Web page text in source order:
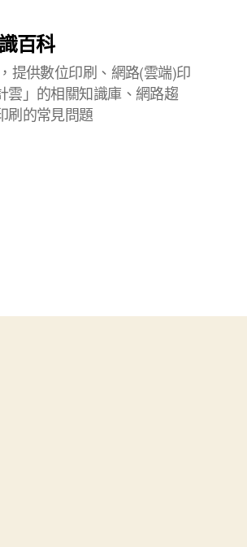
百科
提供數位印刷、網路(雲端)印
雲」的相關知識庫、網路趨
刷的常見問題